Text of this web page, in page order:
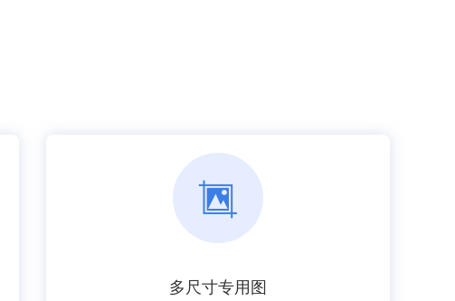
多尺寸专用图